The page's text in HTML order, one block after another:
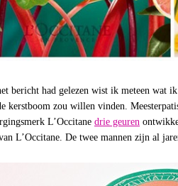
bericht had gelezen wist ik meteen wat
kerstboom zou willen vinden.
L’Occitane drie geuren
L’Occitane. De twee mannen zijn al